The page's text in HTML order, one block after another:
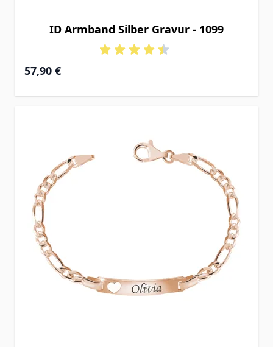
ID Armband Silber Gravur - 1099
Ab
57,90 €